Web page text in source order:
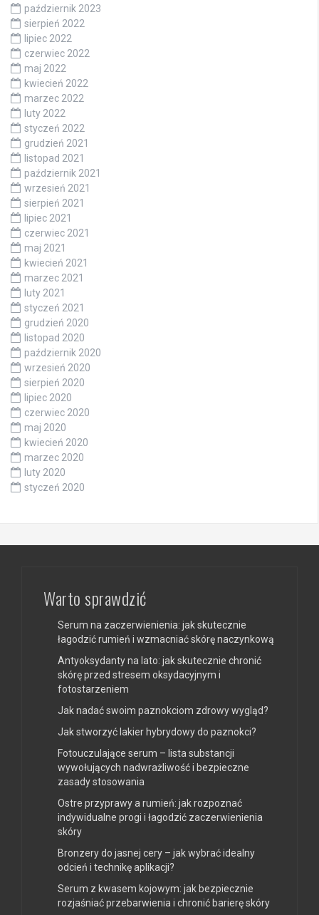
październik 2023
sierpień 2022
lipiec 2022
czerwiec 2022
maj 2022
kwiecień 2022
marzec 2022
luty 2022
styczeń 2022
grudzień 2021
listopad 2021
październik 2021
wrzesień 2021
sierpień 2021
lipiec 2021
czerwiec 2021
maj 2021
kwiecień 2021
marzec 2021
luty 2021
styczeń 2021
grudzień 2020
listopad 2020
październik 2020
wrzesień 2020
sierpień 2020
lipiec 2020
czerwiec 2020
maj 2020
kwiecień 2020
marzec 2020
luty 2020
styczeń 2020
Warto sprawdzić
Serum na zaczerwienienia: jak skutecznie
łagodzić rumień i wzmacniać skórę naczynkową
Antyoksydanty na lato: jak skutecznie chronić
skórę przed stresem oksydacyjnym i
fotostarzeniem
Jak nadać swoim paznokciom zdrowy wygląd?
Jak stworzyć lakier hybrydowy do paznokci?
Fotouczulające serum – lista substancji
wywołujących nadwrażliwość i bezpieczne
zasady stosowania
Ostre przyprawy a rumień: jak rozpoznać
indywidualne progi i łagodzić zaczerwienienia
skóry
Bronzery do jasnej cery – jak wybrać idealny
odcień i technikę aplikacji?
Serum z kwasem kojowym: jak bezpiecznie
rozjaśniać przebarwienia i chronić barierę skóry